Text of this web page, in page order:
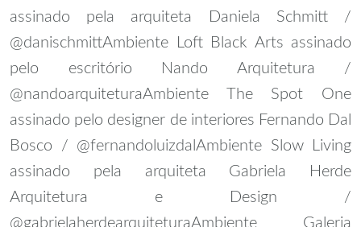
assinado pela arquiteta Daniela Schmitt /
@danischmittAmbiente Loft Black Arts assinado
pelo escritório Nando Arquitetura /
@nandoarquiteturaAmbiente The Spot One
assinado pelo designer de interiores Fernando Dal
Bosco / @fernandoluizdal Ambiente Slow Living
assinado pela arquiteta Gabriela Herde
Arquitetura e Design /
@gabrielaherdearquiteturaAmbiente Galeria